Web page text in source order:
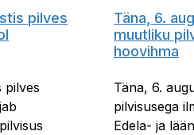
pilves
pilves
Täna, 6.
muutliku
hoovihma
Täna, 6.
pilvisusega
Edela- ja